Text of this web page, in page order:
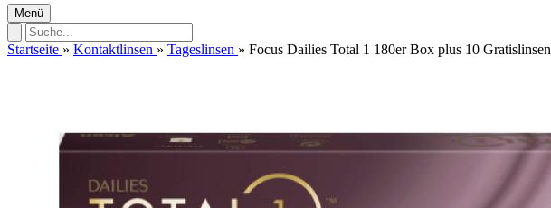
Menü
Startseite » Kontaktlinsen » Tageslinsen » Focus Dailies Total 1 180er Box plus 10 Gratislinsen